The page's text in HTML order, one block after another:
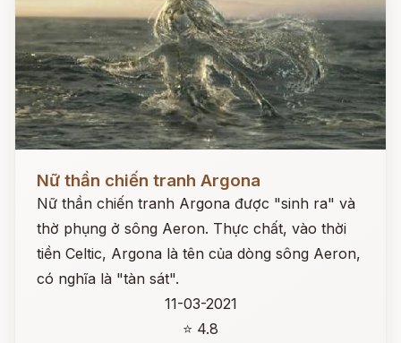
Nữ thần chiến tranh Argona
Nữ thần chiến tranh Argona được "sinh ra" và
thờ phụng ở sông Aeron. Thực chất, vào thời
tiền Celtic, Argona là tên của dòng sông Aeron,
có nghĩa là "tàn sát".
11-03-2021
⭐ 4.8